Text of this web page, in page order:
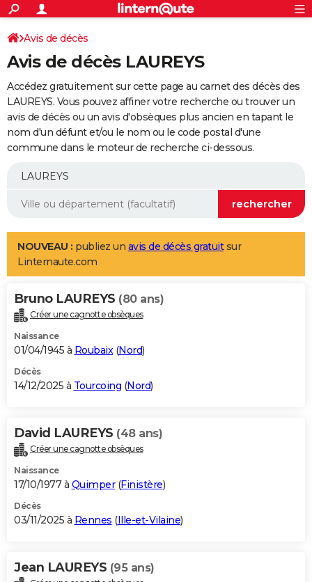
ACTUALITÉS
Politique
Société
Faits Divers
Education
Monde
Villes
+
SPORT
Coupe du monde 2026
Football
Tennis
Cyclisme
Rugby
Forum
Programme TV
TNTStreaming
Cinéma
Sorties cinéma
Musique
+
FINANCE
Retraite
Epargne
Immobilier
Risques naturels par ville
Banque
Assurance
AUTO
Essais
Réserver un essai
Citadines
Berlines
SUV
Forum auto
+
Mobiles
Meilleur smartphone
Internet
Ordinateurs
Jeux vidéo
Guide high-tech
Aménagement intérieur
LIFESTYLE
Art de vivre
Bien-être
Loisirs
Mode
Modes de vie
Alimentation
Guide de la santé
Maladies
Médicaments
Sommeil
VOYAGE
Destinations
City break
Voyage nature
Voyage de noces
Forum
Climat
+PHOTO
GUIDES D'ACHAT
BONS PLANS
Carte de Noël
Carte Bonne année
Carte Saint-Valentin
Carte Pâques
Carte d'anniversaire
DICTIONNAIRE
Dictionnaire
Biographies
Citations
Expressions
Proverbes
PROGRAMME TV
S'inscrire
Se connecter
Lycées
Collèges
Primaires
Universités
Entreprises
Service militaire
Avis de recherche
AVIS DE DÉCÈS
Bricolage
Lifestyle
Culture
Sport
Auto
Television
Voyage
Cinema
Avis de décès
Avis de décès LAUREYS
Accédez gratuitement sur cette page au carnet des décès des
LAUREYS. Vous pouvez affiner votre recherche ou trouver un
avis de décès ou un avis d'obsèques plus ancien en tapant le
nom d'un défunt et/ou le nom ou le code postal d'une
commune dans le moteur de recherche ci-dessous.
NOUVEAU : publiez un avis de décès gratuitsur
Linternaute.com
Bruno LAUREYS (80 ans)
Créer une cagnotte obsèques
Naissance
01/04/1945 à Roubaix(Nord)
Décès
14/12/2025 à Tourcoing (Nord)
David LAUREYS (48 ans)
Créer une cagnotte obsèques
Naissance
17/10/1977 à Quimper(Finistère)
Décès
03/11/2025 à Rennes (Ille-et-Vilaine)
Jean LAUREYS (95 ans)